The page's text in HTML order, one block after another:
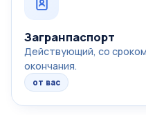
Загранпаспорт
Действующий, со
окончания.
от вас